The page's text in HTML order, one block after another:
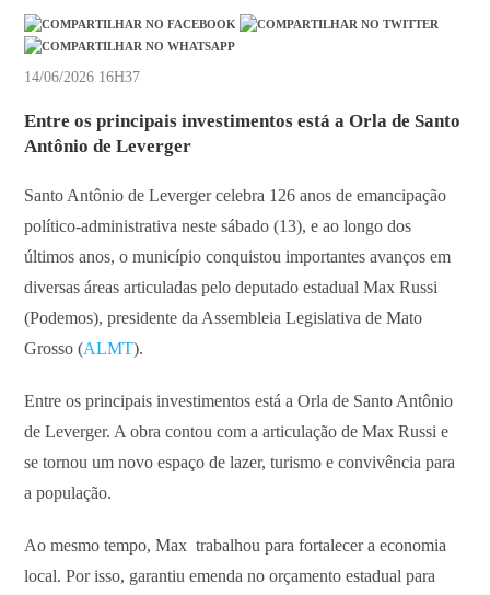
14/06/2026 16H37
Entre os principais investimentos está a Orla de Santo
Antônio de Leverger
Santo Antônio de Leverger celebra 126 anos de emancipação
político-administrativa neste sábado (13), e ao longo dos
últimos anos, o município conquistou importantes avanços em
diversas áreas articuladas pelo deputado estadual Max Russi
(Podemos), presidente da Assembleia Legislativa de Mato
Grosso (ALMT).
Entre os principais investimentos está a Orla de Santo Antônio
de Leverger. A obra contou com a articulação de Max Russi e
se tornou um novo espaço de lazer, turismo e convivência para
a população.
Ao mesmo tempo, Max trabalhou para fortalecer a economia
local. Por isso, garantiu emenda no orçamento estadual para